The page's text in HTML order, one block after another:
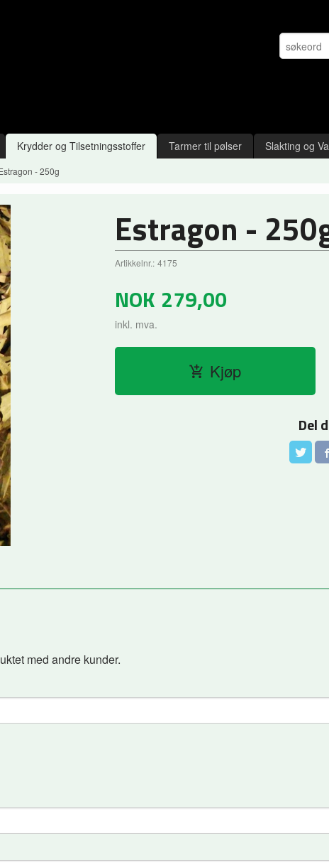
Krydder og Tilsetningsstoffer Tarmer til pølser Slakting og
- 250g
Estragon -
Artikkelnr.: 4175
NOK 279,00
inkl. mva.
Kjøp
Del
med andre kunder.